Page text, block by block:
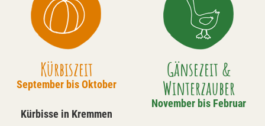
Kürbiszeit
September bis Oktober
Kürbisse in Kremmen
Gänsezeit &
Winterzauber
November bis Februar